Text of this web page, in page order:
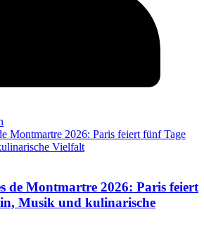
de Montmartre 2026: Paris feiert
Musik und kulinarische